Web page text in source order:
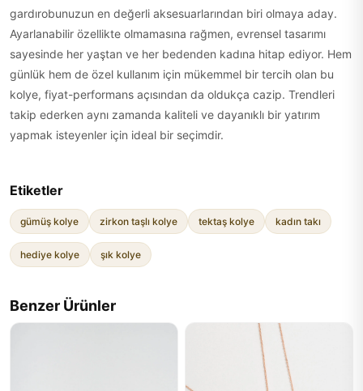
gardırobunuzun en değerli aksesuarlarından biri olmaya aday.
Ayarlanabilir özellikte olmamasına rağmen, evrensel tasarımı
sayesinde her yaştan ve her bedenden kadına hitap ediyor. Hem
günlük hem de özel kullanım için mükemmel bir tercih olan bu
kolye, fiyat-performans açısından da oldukça cazip. Trendleri
takip ederken aynı zamanda kaliteli ve dayanıklı bir yatırım
yapmak isteyenler için ideal bir seçimdir.
Etiketler
gümüş kolye zirkon taşlı kolye tektaş kolye kadın takı
hediye kolye şık kolye
Benzer Ürünler